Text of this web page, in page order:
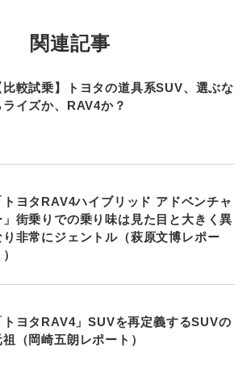
関連記事
比較試乗】トヨタの道具系SUV、選ぶな
ライズか、RAV4か？
トヨタRAV4ハイブリッド アドベンチャ
」街乗りでの乗り味は見た目と大きく異
り非常にジェントル（萩原文博レポー
トヨタRAV4」SUVを再定義するSUVの
祖（岡崎五朗レポート）